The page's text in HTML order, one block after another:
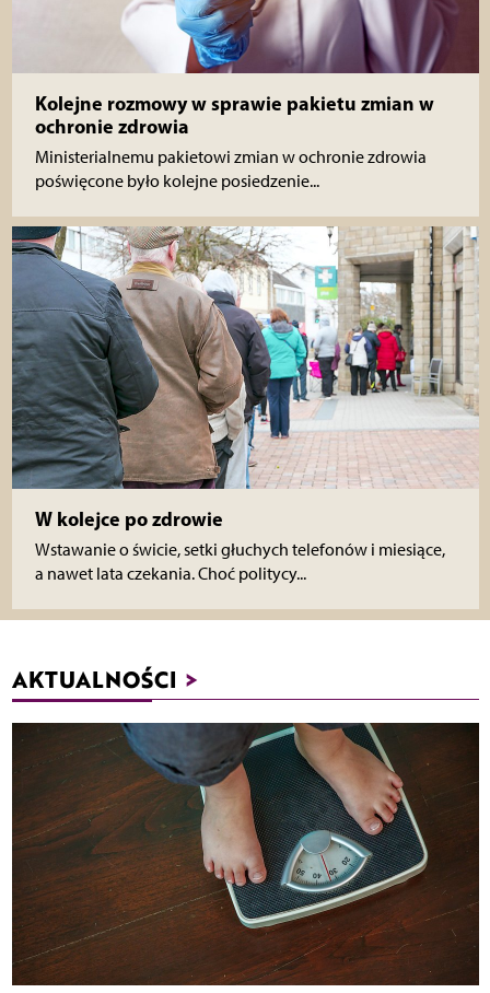
Kolejne rozmowy w sprawie pakietu zmian w
ochronie zdrowia
Ministerialnemu pakietowi zmian w ochronie zdrowia
poświęcone było kolejne posiedzenie...
W kolejce po zdrowie
Wstawanie o świcie, setki głuchych telefonów i miesiące,
a nawet lata czekania. Choć politycy...
AKTUALNOŚCI >